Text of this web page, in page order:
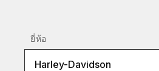
ยี่ห้อ
Harley-Davidson